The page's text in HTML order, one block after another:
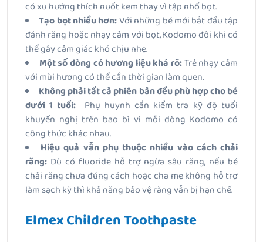
có xu hướng thích nuốt kem thay vì tập nhổ bọt.
Tạo bọt nhiều hơn:Với những bé mới bắt đầu tập
đánh răng hoặc nhạy cảm với bọt, Kodomo đôi khi có
thể gây cảm giác khó chịu nhẹ.
Một số dòng có hương liệu khá rõ:Trẻ nhạy cảm
với mùi hương có thể cần thời gian làm quen.
Không phải tất cả phiên bản đều phù hợp cho bé
dưới 1 tuổi: Phụ huynh cần kiểm tra kỹ độ tuổi
khuyến nghị trên bao bì vì mỗi dòng Kodomo có
công thức khác nhau.
Hiệu quả vẫn phụ thuộc nhiều vào cách chải
răng: Dù có fluoride hỗ trợ ngừa sâu răng, nếu bé
chải răng chưa đúng cách hoặc cha mẹ không hỗ trợ
làm sạch kỹ thì khả năng bảo vệ răng vẫn bị hạn chế.
Elmex Children Toothpaste